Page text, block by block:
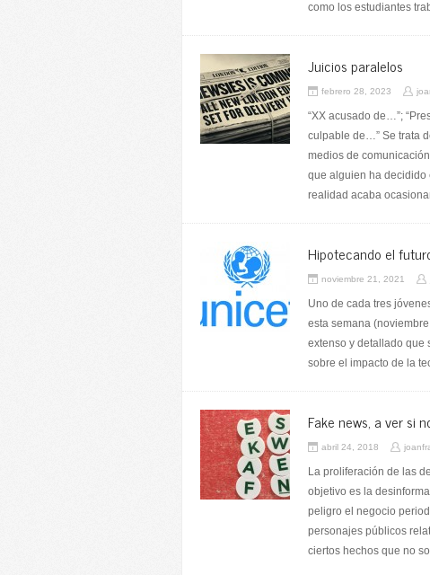
como los estudiantes
Juicios paralelos
febrero 28, 2023
“XX acusado de…”;
culpable de…” Se trata
medios de
que alguien ha decidido
realidad acaba
Hipotecando el
noviembre 21, 2021
Uno de cada tres
esta semana
extenso y detallado que
sobre el impacto de la
Fake news, a ver si
abril 24, 2018
La proliferación de las
objetivo es la
peligro el negocio
personajes públicos
ciertos hechos que no